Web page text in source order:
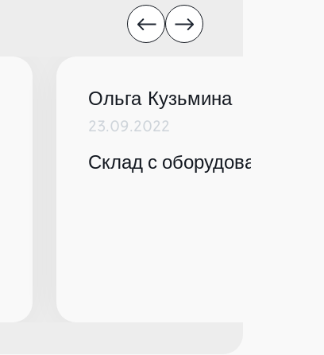
Ольга Кузьмина
23.09.2022
Склад с оборудованием